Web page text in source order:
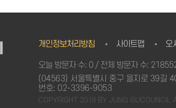
개인정보처리방침 사이트맵 오
오늘 방문자 수: 0 / 전체 방문자 수:
(04563) 서울특별시 중구 을지로 39길
번호: 02-3396-9053
COPYRIGHT 2018 BY JUNG GUCOUNCIL